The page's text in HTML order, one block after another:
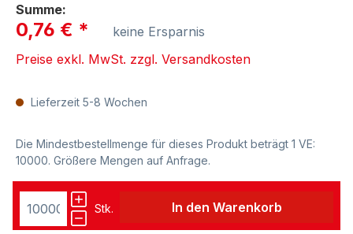
Summe:
0,76 € *
keine Ersparnis
Preise exkl. MwSt. zzgl. Versandkosten
Lieferzeit 5-8 Wochen
Die Mindestbestellmenge für dieses Produkt beträgt 1 VE:
10000. Größere Mengen auf Anfrage.
Stk. In den Warenkorb